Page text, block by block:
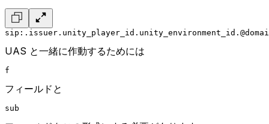
UAS と一緒に作動するためには
f
フィールドと
sub